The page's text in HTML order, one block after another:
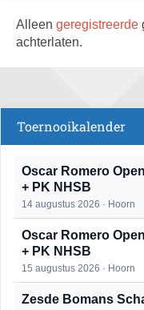
Alleen geregistreerde
achterlaten.
Toernooikalender
Oscar Romero
+ PK NHSB
14 augustus 2026 · Hoorn
Oscar Romero
+ PK NHSB
15 augustus 2026 · Hoorn
Zesde Bomans